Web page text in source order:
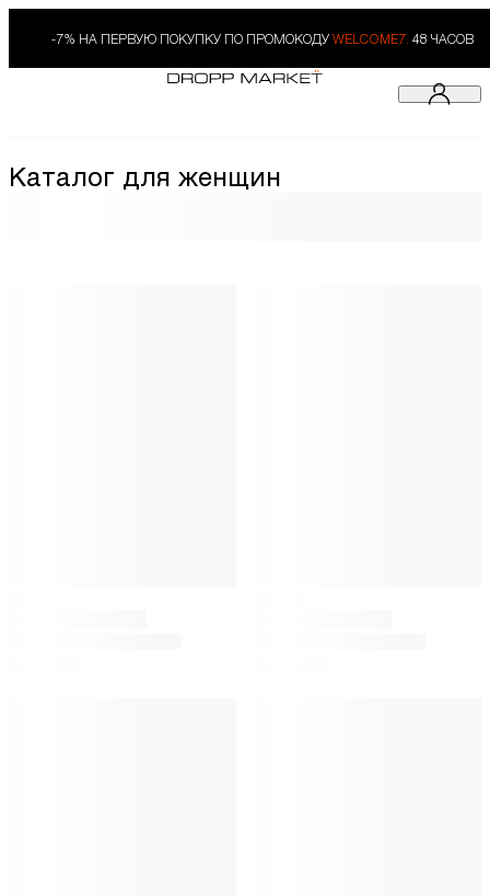
-7% НА ПЕРВУЮ ПОКУПКУ ПО ПРОМОКОДУ WELCOME7. 48 ЧАСОВ
Каталог для женщин